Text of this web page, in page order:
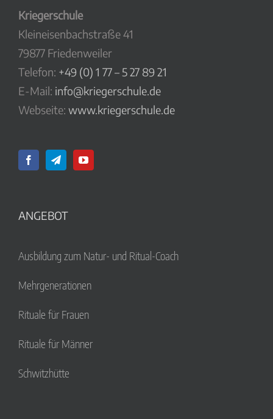
Kriegerschule
Kleineisenbachstraße 41
79877 Friedenweiler
Telefon: +49 (0) 1 77 – 5 27 89 21
E-Mail: info@kriegerschule.de
Webseite: www.kriegerschule.de
ANGEBOT
Ausbildung zum Natur- und Ritual-Coach
Mehrgenerationen
Rituale für Frauen
Rituale für Männer
Schwitzhütte